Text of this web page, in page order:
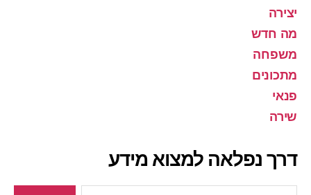
יצירה
מה חדש
משפחה
מתכונים
פנאי
שירה
דרך נפלאה למצוא מידע